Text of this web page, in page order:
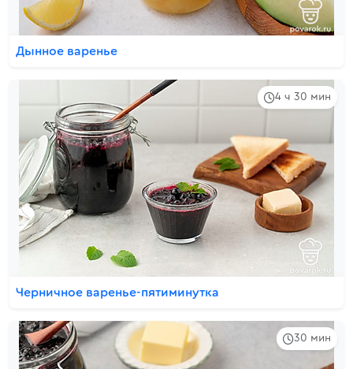
Дынное варенье
4 ч 30 мин
Черничное варенье-пятиминутка
30 мин